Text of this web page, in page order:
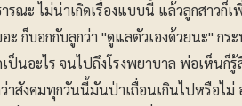
ณะ ไม่น่าเกิดเรื่องแบบนี้ แล้วลูกสาวก็เ
ะ ก็บอกกับลูกว่า "ดูแลตัวเองด้วยนะ" กร
ป็นอะไร จนไปถึงโรงพยาบาล พ่อเห็นก็
าสังคมทุกวันนี้มันป่าเถื่อนเกินไปหรือไม่